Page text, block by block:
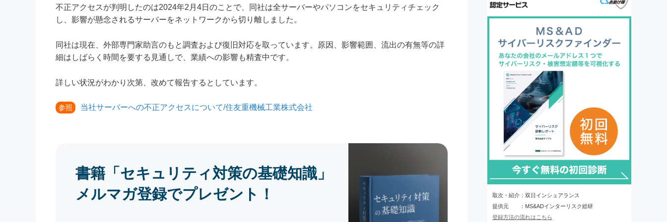
不正アクセスが判明したのは2024年2月4日のことで、同社は全サーバーやパソコンをセキュリティチェック
し、影響が懸念されるサーバーをネットワークから切り離しました。
同社は現在、外部専門家助言のもと調査および復旧対応を取っています。原因、影響範囲、流出の有無等の詳
細はしばらく時間を要する見通しで、業績への影響も精査中です。
詳しい状況がわかり次第、改めて報告するとしています。
参照 当社サーバーへの不正アクセスについて/住友重機械工業株式会社
書籍「セキュリティ対策の基礎知識」
メルマガ登録でプレゼント！
取次・紹介：双日インシュアランス
提供元 ：MS&ADインターリスク総研
登録方法の流れはこちら